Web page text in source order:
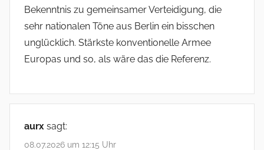
Bekenntnis zu gemeinsamer Verteidigung, die
sehr nationalen Töne aus Berlin ein bisschen
unglücklich. Stärkste konventionelle Armee
Europas und so, als wäre das die Referenz.
aurx sagt:
08.07.2026 um 12:15 Uhr